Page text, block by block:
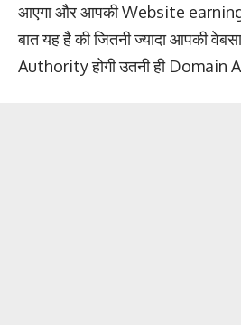
आएगा और आपकी Website
बात यह है की जितनी ज्यादा आपकी
Authority होगी उतनी ही Domain